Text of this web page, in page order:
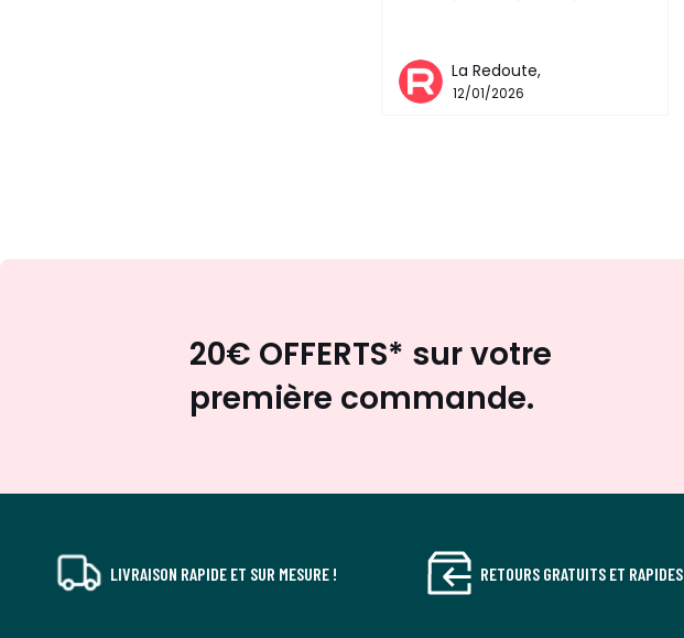
La Redoute,
12/01/2026
20€ OFFERTS* sur votre
première commande.
LIVRAISON RAPIDE ET SUR MESURE ! RETOURS GRATUITS ET RAPIDES